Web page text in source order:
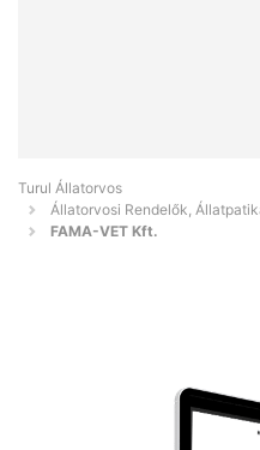
Turul Állatorvos
Állatorvosi Rendelők,
FAMA-VET Kft.